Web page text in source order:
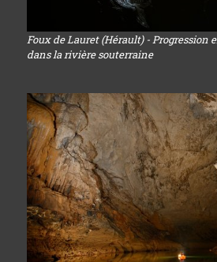
Foux de Lauret (Hérault) - Progression
dans la rivière souterraine